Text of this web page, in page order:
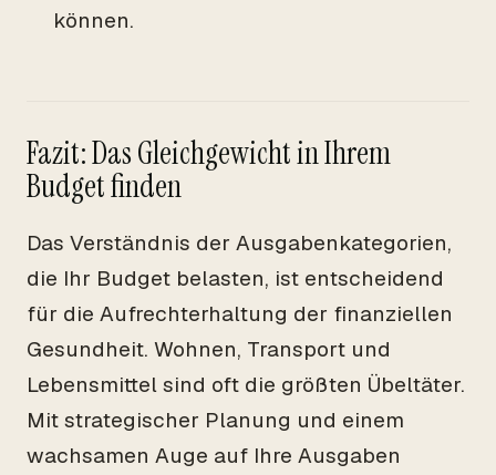
können.
Fazit: Das Gleichgewicht in Ihrem
Budget finden
Das Verständnis der Ausgabenkategorien,
die Ihr Budget belasten, ist entscheidend
für die Aufrechterhaltung der finanziellen
Gesundheit. Wohnen, Transport und
Lebensmittel sind oft die größten Übeltäter.
Mit strategischer Planung und einem
wachsamen Auge auf Ihre Ausgaben